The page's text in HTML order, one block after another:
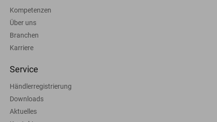
Kompetenzen
Über uns
Branchen
Karriere
Service
Händlerregistrierung
Downloads
Aktuelles